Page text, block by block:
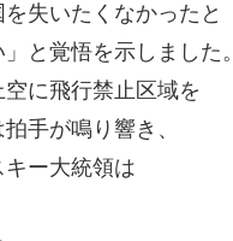
失いたくなかったと
と覚悟を示しました。
に飛行禁止区域を
手が鳴り響き、
ー大統領は